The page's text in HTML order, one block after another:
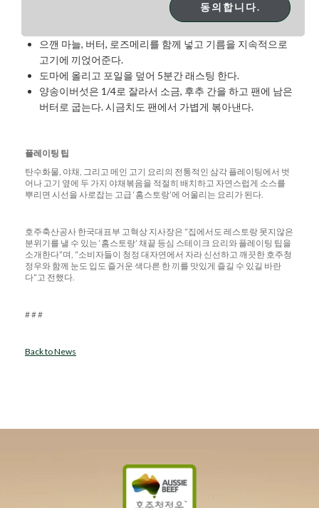
뜨겁게 달군 팬에 올리브유를 두르고 앞뒤로 1분씩 세 번을
으깬 마늘, 버터, 로즈메리를 함께 넣고 기름을 지속적으로
고기에 끼얹어준다.
도마에 올리고 포일을 덮어 5분간 래스팅 한다.
양송이버섯은 1/4로 잘라서 소금, 후추 간을 하고 팬에 남은
버터로 굽는다. 시금치도 팬에서 가볍게 볶아낸다.
플레이팅 팁
탄수화물, 야채, 그리고 메인 고기 요리의 전통적인 삼각 플레이팅에서 벗
어나 고기 옆에 두 가지 야채볶음을 적절히 배치하고 자연스럽게 소스를
뿌리면 시선을 사로잡는 고급 ‘홈스토랑’에 어울리는 요리가 된다.
호주축산공사 한국대표부 고혁상 지사장은 “집에서도 레스토랑 못지않은
분위기를 낼 수 있는 ‘홈스토랑’ 채끝 등심 스테이크 요리와 플레이팅 팁을
소개한다”며, “소비자들이 청정 대자연에서 자라 신선하고 깨끗한 호주청
정우와 함께 눈도 입도 즐거운 색다른 한 끼를 맛있게 즐길 수 있길 바란
다”고 전했다.
# # #
Back to News
동의합니다.